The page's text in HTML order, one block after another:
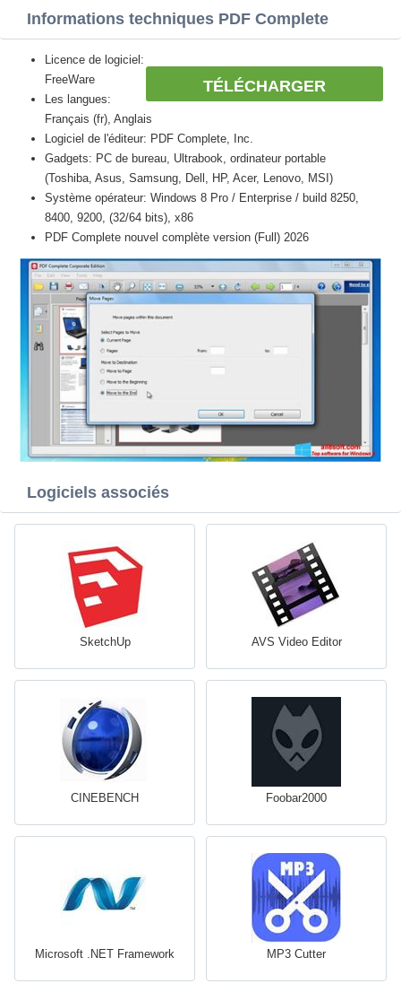
Informations techniques PDF Complete
TÉLÉCHARGER
Licence de logiciel:
FreeWare
Les langues:
Français (fr), Anglais
Logiciel de l'éditeur: PDF Complete, Inc.
Gadgets: PC de bureau, Ultrabook, ordinateur portable
(Toshiba, Asus, Samsung, Dell, HP, Acer, Lenovo, MSI)
Système opérateur: Windows 8 Pro / Enterprise / build 8250,
8400, 9200, (32/64 bits), x86
PDF Complete nouvel complète version (Full) 2026
Logiciels associés
SketchUp AVS Video Editor
CINEBENCH Foobar2000
Microsoft .NET Framework MP3 Cutter